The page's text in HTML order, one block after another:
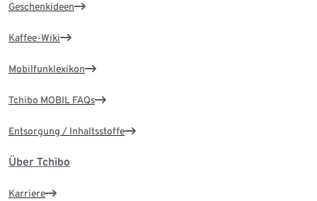
Geschenkideen
Kaffee-Wiki
Mobilfunklexikon
Tchibo MOBIL FAQs
Entsorgung / Inhaltsstoffe
Über Tchibo
Karriere